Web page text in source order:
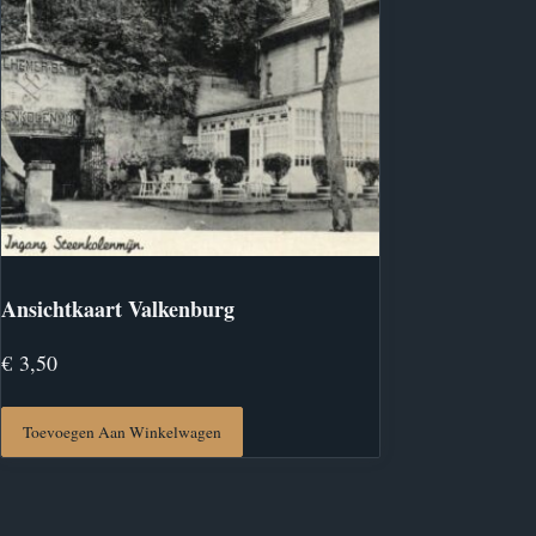
Ansichtkaart Valkenburg
€ 3,50
Toevoegen Aan Winkelwagen